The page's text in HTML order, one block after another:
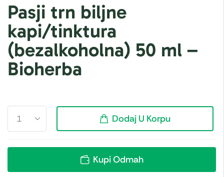
Pasji trn biljne
kapi/tinktura
(bezalkoholna) 50 ml –
Bioherba
Dodaj U Korpu
Kupi Odmah